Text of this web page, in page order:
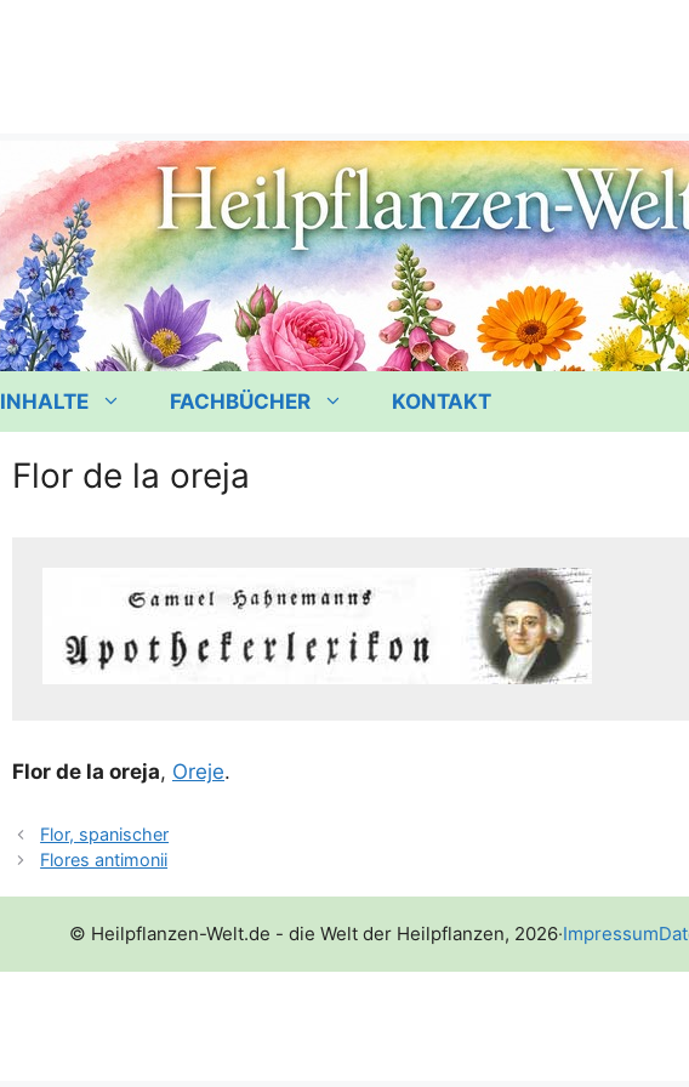
INHALTE FACHBÜCHER KONTAKT
Flor de la oreja
Flor de la ore­ja, Ore­je.
Flor, spanischer
Flores antimonii
© Heilpflanzen-Welt.de - die Welt der Heilpflanzen, 2026·Impressum